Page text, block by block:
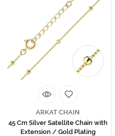
ARKAT CHAIN
45 Cm Silver Satellite Chain with
Extension / Gold Plating